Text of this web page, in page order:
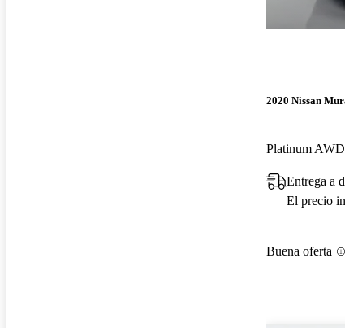
2020 Nissan
Platinum AWD
Entrega a
El precio
Buena oferta